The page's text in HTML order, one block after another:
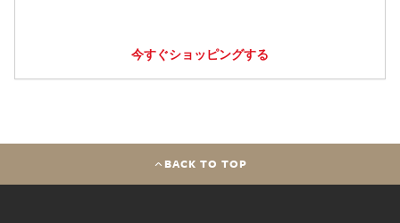
今すぐショッピングする
BACK TO TOP